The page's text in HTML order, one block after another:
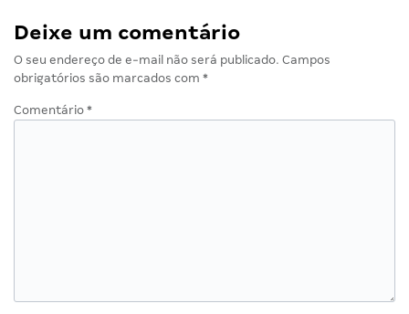
Deixe um comentário
O seu endereço de e-mail não será publicado. Campos
obrigatórios são marcados com *
Comentário *